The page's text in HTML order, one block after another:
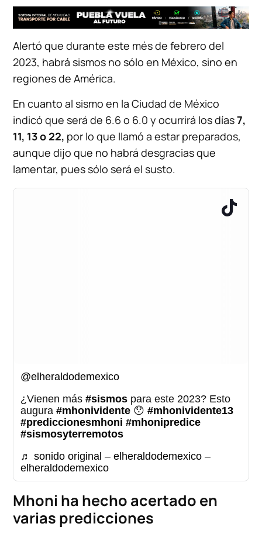
Alertó que durante este més de febrero del
2023, habrá sismos no sólo en México, sino en
regiones de América.
En cuanto al sismo en la Ciudad de México
indicó que será de 6.6 o 6.0 y ocurrirá los días7,
11, 13 o 22, por lo que llamó a estar preparados,
aunque dijo que no habrá desgracias que
lamentar, pues sólo será el susto.
@elheraldodemexico
¿Vienen más#sismos para este 2023? Esto
augura#mhonividente 😯#mhonividente13
#prediccionesmhoni #mhonipredice
#sismosyterremotos
♬ sonido original – elheraldodemexico –
elheraldodemexico
Mhoni ha hecho acertado en
varias predicciones